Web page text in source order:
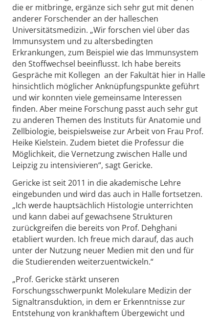
die er mitbringe, ergänze sich sehr gut mit denen
anderer Forschender an der halleschen
Universitätsmedizin. „Wir forschen viel über das
Immunsystem und zu altersbedingten
Erkrankungen, zum Beispiel wie das Immunsystem
den Stoffwechsel beeinflusst. Ich habe bereits
Gespräche mit Kollegen an der Fakultät hier in Halle
hinsichtlich möglicher Anknüpfungspunkte geführt
und wir konnten viele gemeinsame Interessen
finden. Aber meine Forschung passt auch sehr gut
zu anderen Themen des Instituts für Anatomie und
Zellbiologie, beispielsweise zur Arbeit von Frau Prof.
Heike Kielstein. Zudem bietet die Professur die
Möglichkeit, die Vernetzung zwischen Halle und
Leipzig zu intensivieren“, sagt Gericke.
Gericke ist seit 2011 in die akademische Lehre
eingebunden und wird das auch in Halle fortsetzen.
„Ich werde hauptsächlich Histologie unterrichten
und kann dabei auf gewachsene Strukturen
zurückgreifen die bereits von Prof. Dehghani
etabliert wurden. Ich freue mich darauf, das auch
unter der Nutzung neuer Medien mit den und für
die Studierenden weiterzuentwickeln.“
„Prof. Gericke stärkt unseren
Forschungsschwerpunkt Molekulare Medizin der
Signaltransduktion, in dem er Erkenntnisse zur
Entstehung von krankhaftem Übergewicht und